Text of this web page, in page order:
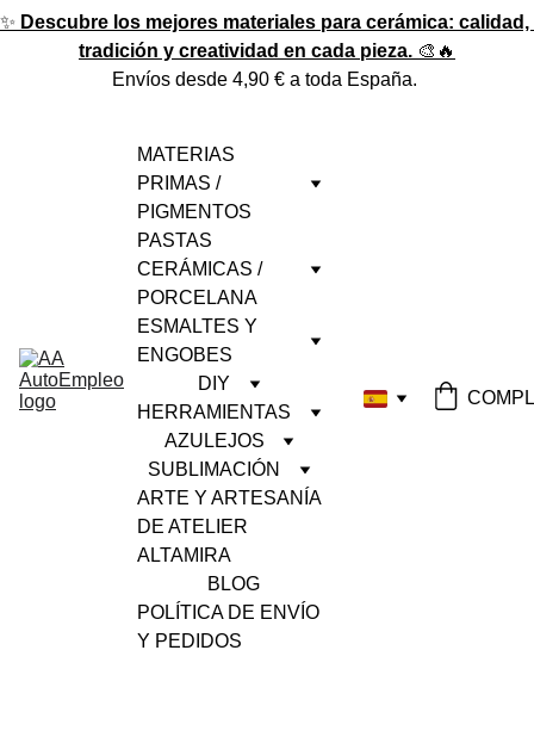
✨ Descubre los mejores materiales para cerámica: calidad,
tradición y creatividad en cada pieza. 🎨🔥
Envíos desde 4,90 € a toda España.
MATERIAS
PRIMAS /
PIGMENTOS
PASTAS
CERÁMICAS /
PORCELANA
ESMALTES Y
ENGOBES
DIY
HERRAMIENTAS
AZULEJOS
SUBLIMACIÓN
ARTE Y ARTESANÍA
DE ATELIER
ALTAMIRA
BLOG
POLÍTICA DE ENVÍO
Y PEDIDOS